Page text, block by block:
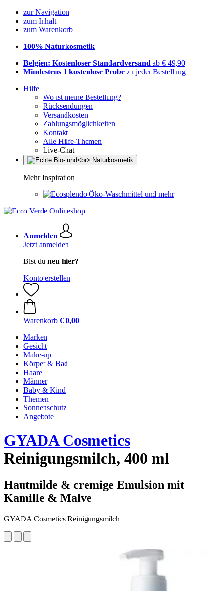
zur Navigation
zum Inhalt
zum Warenkorb
100% Naturkosmetik
Belgien: Kostenloser Standardversand ab € 49,90
Mindestens 1 kostenlose Probe zu jeder Bestellung
Hilfe
Wo ist meine Bestellung?
Rücksendungen
Versandkosten
Zahlungsmöglichkeiten
Kontakt
Alle Hilfe-Themen
Live-Chat
Mehr Inspiration
Öko-Waschmittel und mehr
Anmelden
Jetzt anmelden
Bist du neu hier?
Konto erstellen
Warenkorb € 0,00
Marken
Gesicht
Make-up
Körper & Bad
Haare
Männer
Baby & Kind
Themen
Sonnenschutz
Angebote
GYADA Cosmetics
Reinigungsmilch, 400 ml
Hautmilde & cremige Emulsion mit
Kamille & Malve
GYADA Cosmetics Reinigungsmilch